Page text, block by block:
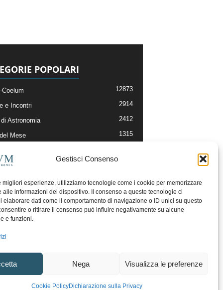
Gestisci Consenso
migliori esperienze, utilizziamo tecnologie come i cookie per memorizzare
alle informazioni del dispositivo. Il consenso a queste tecnologie ci
elaborare dati come il comportamento di navigazione o ID unici su questo
o ritirare il consenso può influire negativamente su alcune
e funzioni.
Nega Visualizza le preferenze
Cookie PolicyDichiarazione sulla Privacy
POPOLARI
Coelum 12873
e Incontri 2914
Astronomia 2412
Mese 1315
e Risorse On-Line
della Redazione